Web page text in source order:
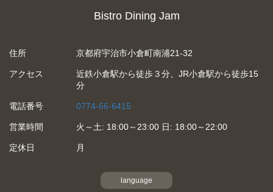
Bistro Dining Jam
住所 京都府宇治市小倉町南浦21-32
アクセス
近鉄小倉駅から徒歩３分、JR小倉駅から徒歩15
分
電話番号 0774-66-6415
営業時間 火～土: 18:00～23:00 日: 18:00～22:00
定休日 月
language